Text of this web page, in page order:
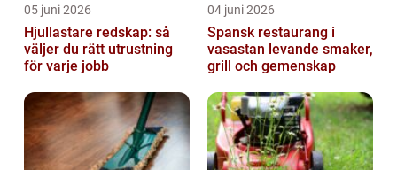
05 juni 2026
Hjullastare redskap: så
väljer du rätt utrustning
för varje jobb
04 juni 2026
Spansk restaurang i
vasastan levande smaker,
grill och gemenskap